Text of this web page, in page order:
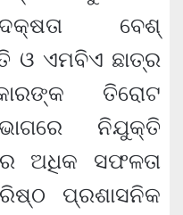
ବେଶ୍
ଓ ଏମବିଏ ଛାତ୍ର
ତିରୋଟ
ନିଯୁକ୍ତି
ଅଧିକ ସଫଳତା
ପ୍ରଶାସନିକ